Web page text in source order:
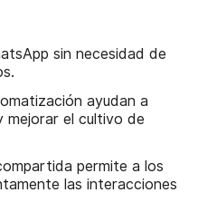
sin necesidad de
ayudan a
mejorar el cultivo de
permite a los
las interacciones